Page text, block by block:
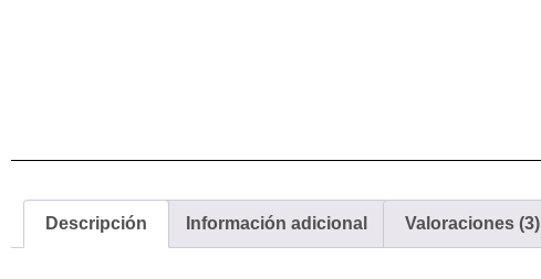
Descripción Información adicional Valoraciones (3)